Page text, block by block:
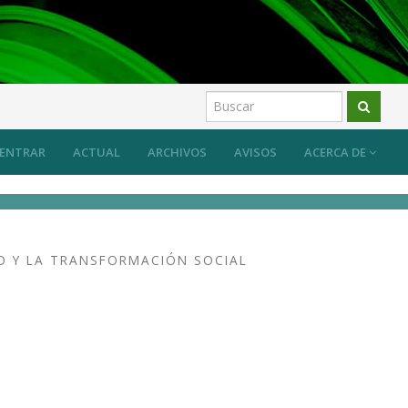
ACTUAL ARCHIVOS AVISOS ACERCA DE
ENTRAR
Y LA TRANSFORMACIÓN SOCIAL